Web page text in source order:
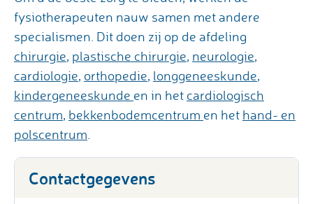
fysiotherapeuten nauw samen met andere
specialismen. Dit doen zij op de afdeling
chirurgie, plastische chirurgie, neurologie,
cardiologie, orthopedie, longgeneeskunde,
kindergeneeskunde en in het cardiologisch
centrum, bekkenbodemcentrum en het hand- en
polscentrum.
Contactgegevens